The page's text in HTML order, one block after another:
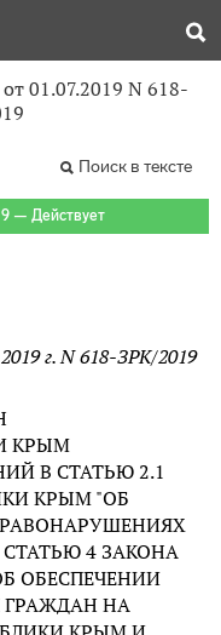
01.07.2019 N 618-
Поиск в тексте
— Действует
г. N 618-ЗРК/2019
КРЫМ
В СТАТЬЮ 2.1
КРЫМ "ОБ
4 ЗАКОНА
ОБЕСПЕЧЕНИИ
НА